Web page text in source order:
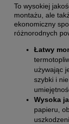
To wysokiej
montażu, ale
ekonomiczny
różnorodnych
Łatwy
używając
szybki i
Wysoka
papieru,